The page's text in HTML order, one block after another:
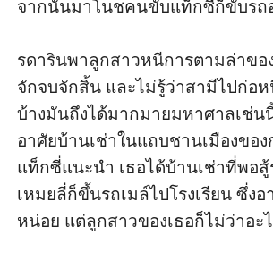
จากนั้นมาโนชคนขับแท็กซี่ก็ขับรถ
รดารินพาลูกสาวหนีการตามล่าขอ
จักจบจักสิ้น และไม่รู้ว่าสามีไปก่อ
บ้างมันถึงได้มากมายมหาศาลเช่น
อาศัยบ้านเช่าในแถบชานเมืองขอ
แท็กซี่แนะนำ เธอได้บ้านเช่าที่พอ
เหมยลี่ก็ขึ้นรถเมล์ไปโรงเรียน ซึ่งอ
หน่อย แต่ลูกสาวของเธอก็ไม่ว่าอะ